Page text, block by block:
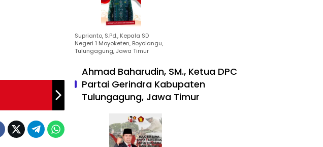
Suprianto, S.Pd., Kepala SD
Negeri 1 Moyoketen, Boyolangu,
Tulungagung, Jawa Timur
Ahmad Baharudin, SM., Ketua DPC
Partai Gerindra Kabupaten
Tulungagung, Jawa Timur